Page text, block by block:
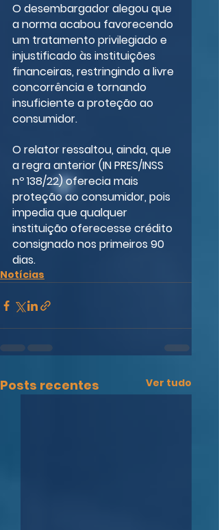
O desembargador alegou que
a norma acabou favorecendo
um tratamento privilegiado e
injustificado às instituições
financeiras, restringindo a livre
concorrência e tornando
insuficiente a proteção ao
consumidor.
O relator ressaltou, ainda, que
a regra anterior (IN PRES/INSS
nº 138/22) oferecia mais
proteção ao consumidor, pois
impedia que qualquer
instituição oferecesse crédito
consignado nos primeiros 90
dias.
Notícias
Posts recentes Ver tudo